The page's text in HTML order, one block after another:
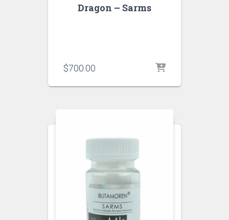
Dragon – Sarms
$700.00